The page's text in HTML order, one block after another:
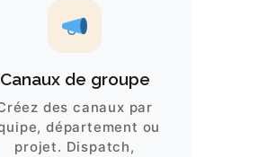
Canaux de groupe
des canaux par
département ou
projet. Dispatch,